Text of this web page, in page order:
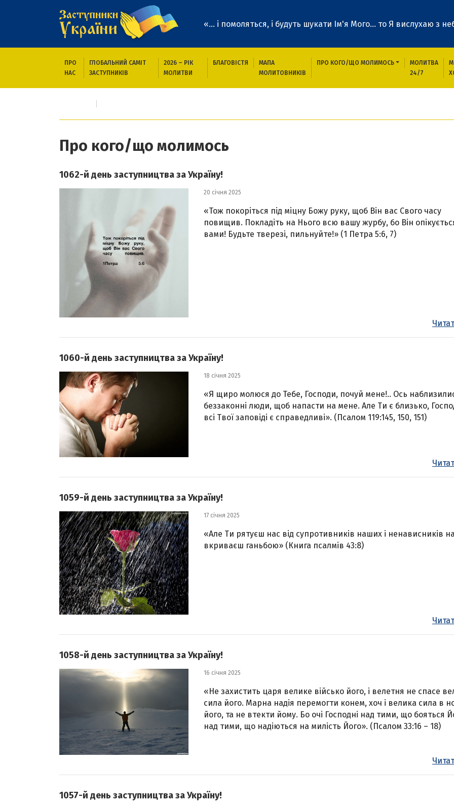
«... і помоляться, і будуть шукати Ім'я Мого... то Я вислухаю з
ПРО
НАС
ГЛОБАЛЬНИЙ САМІТ
ЗАСТУПНИКІВ
2026 – РІК
МОЛИТВИ
БЛАГОВІСТЯ
МАПА
МОЛИТОВНИКІВ
ПРО КОГО/ЩО МОЛИМОСЬ
МОЛИТВА
24/7
Про кого/що молимось
1062-й день заступництва за Україну!
20 січня 2025
«Тож покоріться під міцну Божу руку, щоб Він вас Свого часу
повищив. Покладіть на Нього всю вашу журбу, бо Він
вами! Будьте тверезі, пильнуйте!» (1 Петра 5:6, 7)
1060-й день заступництва за Україну!
18 січня 2025
«Я щиро молюся до Тебе, Господи, почуй мене!.. Ось
беззаконні люди, щоб напасти на мене. Але Ти є близько,
всі Твої заповіді є справедливі». (Псалом 119:145, 150, 151)
1059-й день заступництва за Україну!
17 січня 2025
«Але Ти рятуєш нас від супротивників наших і ненависників
вкриваєш ганьбою» (Книга псалмів 43:8)
1058-й день заступництва за Україну!
16 січня 2025
«Не захистить царя велике військо його, і велетня не спасе
сила його. Марна надія перемогти конем, хоч і велика сила в
його, та не втекти йому. Бо очі Господні над тими, що бояться
над тими, що надіються на милість Його». (Псалом 33:16 – 18)
1057-й день заступництва за Україну!